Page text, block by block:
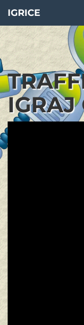
IGRICE
IGRAJ